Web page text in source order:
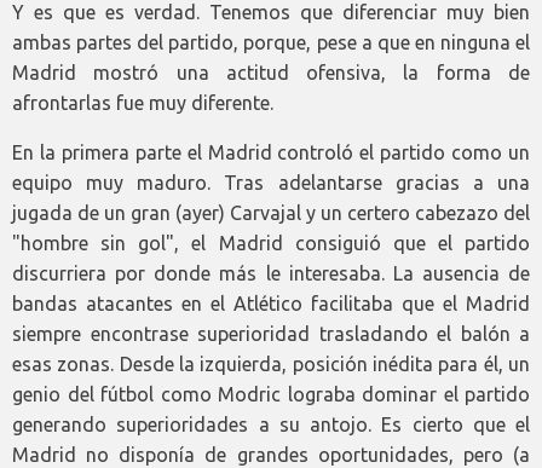
Y es que es verdad. Tenemos que diferenciar muy bien
ambas partes del partido, porque, pese a que en ninguna el
Madrid mostró una actitud ofensiva, la forma de
afrontarlas fue muy diferente.
En la primera parte el Madrid controló el partido como un
equipo muy maduro. Tras adelantarse gracias a una
jugada de un gran (ayer) Carvajal y un certero cabezazo del
"hombre sin gol", el Madrid consiguió que el partido
discurriera por donde más le interesaba. La ausencia de
bandas atacantes en el Atlético facilitaba que el Madrid
siempre encontrase superioridad trasladando el balón a
esas zonas. Desde la izquierda, posición inédita para él, un
genio del fútbol como Modric lograba dominar el partido
generando superioridades a su antojo. Es cierto que el
Madrid no disponía de grandes oportunidades, pero (a